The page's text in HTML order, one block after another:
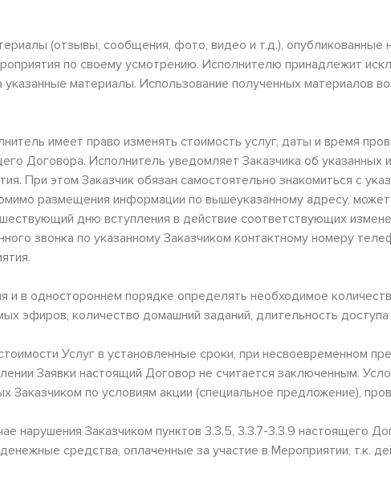
(отзывы, сообщения, фото, видео и т.д.), опубликованные
по своему усмотрению. Исполнителю принадлежит
материалы. Использование полученных материалов
имеет право изменять стоимость услуг, даты и время
Договора. Исполнитель уведомляет Заказчика об
При этом Заказчик обязан самостоятельно знакомиться с
размещения информации по вышеуказанному адресу,
дню вступления в действие соответствующих
звонка по указанному Заказчиком контактному номеру
и в одностороннем порядке определять необходимое
эфиров, количество домашний заданий, длительность
Услуг в установленные сроки, при несвоевременном
Заявки настоящий Договор не считается заключенным.
Заказчиком по условиям акции (специальное предложение),
нарушения Заказчиком пунктов 3.3.5, 3.3.7-3.3.9 настоящего
средства, оплаченные за участие в Мероприятии, т.к.